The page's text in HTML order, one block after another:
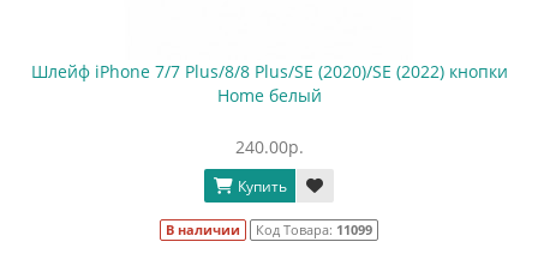
Шлейф iPhone 7/7 Plus/8/8 Plus/SE (2020)/SE (2022) кнопки
Home белый
240.00р.
Купить
В наличии Код Товара: 11099